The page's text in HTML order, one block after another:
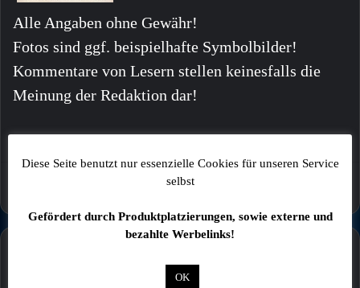
Alle Angaben ohne Gewähr!
Fotos sind ggf. beispielhafte Symbolbilder!
Kommentare von Lesern stellen keinesfalls die
Meinung der Redaktion dar!
Diese Seite benutzt nur essenzielle Cookies für unseren Service
selbst
Gefördert durch Produktplatzierungen, sowie externe und
bezahlte Werbelinks!
OK